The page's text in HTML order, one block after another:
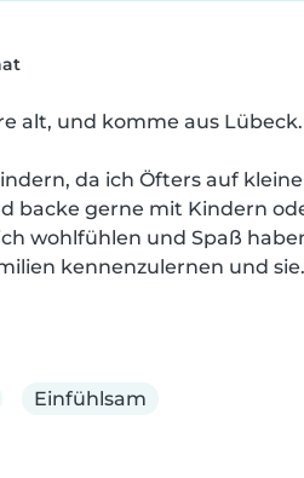
alt, und komme aus
da ich Öfters auf
backe gerne mit Kindern
wohlfühlen und Spaß
kennenzulernen und
Einfühlsam